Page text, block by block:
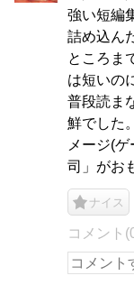
強い短編
詰め込ん
ところま
は短いの
普段読ま
鮮でした
メージ(
司」がお
ナイス
コメント